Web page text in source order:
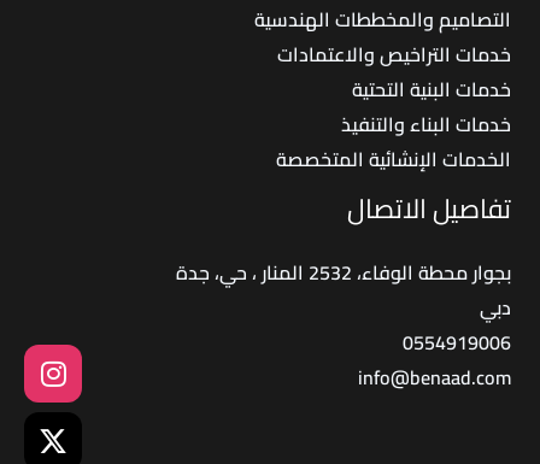
التصاميم والمخططات الهندسية
خدمات التراخيص والاعتمادات
خدمات البنية التحتية
خدمات البناء والتنفيذ
الخدمات الإنشائية المتخصصة
تفاصيل الاتصال
بجوار محطة الوفاء، 2532 المنار ، حي، جدة
دبي
0554919006
info@benaad.com